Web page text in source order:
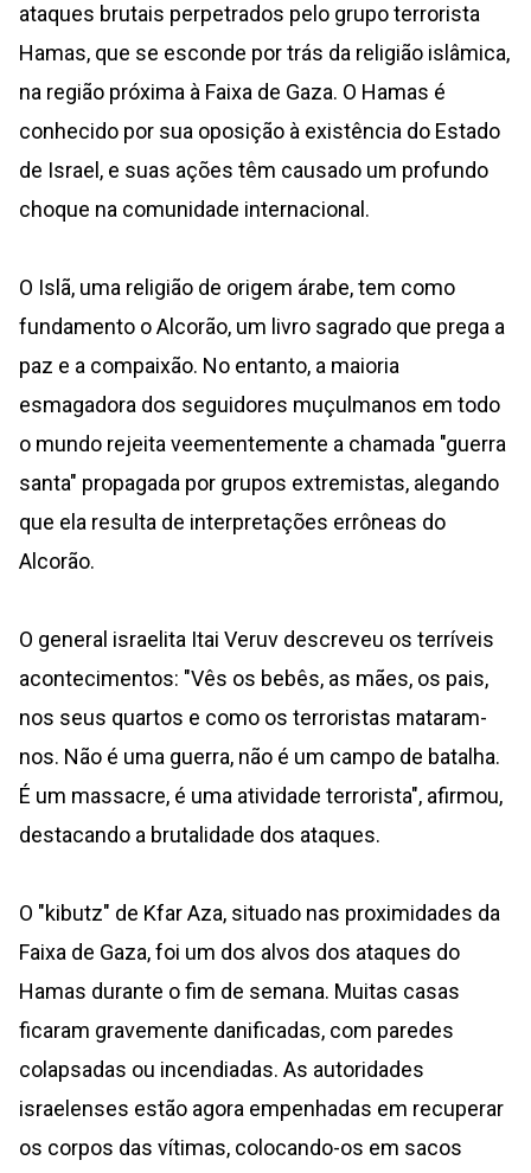
ataques brutais perpetrados pelo grupo terrorista
Hamas, que se esconde por trás da religião islâmica,
na região próxima à Faixa de Gaza. O Hamas é
conhecido por sua oposição à existência do Estado
de Israel, e suas ações têm causado um profundo
choque na comunidade internacional.
O Islã, uma religião de origem árabe, tem como
fundamento o Alcorão, um livro sagrado que prega a
paz e a compaixão. No entanto, a maioria
esmagadora dos seguidores muçulmanos em todo
o mundo rejeita veementemente a chamada "guerra
santa" propagada por grupos extremistas, alegando
que ela resulta de interpretações errôneas do
Alcorão.
O general israelita Itai Veruv descreveu os terríveis
acontecimentos: "Vês os bebês, as mães, os pais,
nos seus quartos e como os terroristas mataram-
nos. Não é uma guerra, não é um campo de batalha.
É um massacre, é uma atividade terrorista", afirmou,
destacando a brutalidade dos ataques.
O "kibutz" de Kfar Aza, situado nas proximidades da
Faixa de Gaza, foi um dos alvos dos ataques do
Hamas durante o fim de semana. Muitas casas
ficaram gravemente danificadas, com paredes
colapsadas ou incendiadas. As autoridades
israelenses estão agora empenhadas em recuperar
os corpos das vítimas, colocando-os em sacos